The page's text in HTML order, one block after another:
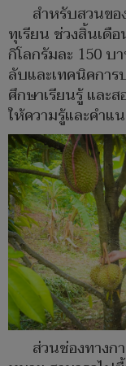
สำหรับสวนข
ทุเรียน ช่วงสิ้นเดื
กิโลกรัมละ 150
ลับและเทคนิคการ
ศึกษาเรียนรู้ และ
ให้ความรู้และคำแ
ส่วนช่องทางก